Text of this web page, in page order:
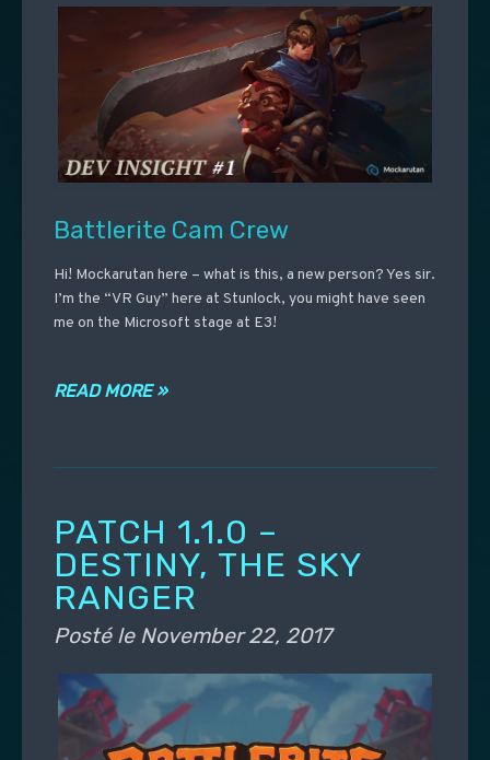
Battlerite Cam Crew
Hi! Mockarutan here – what is this, a new person? Yes sir.
I’m the “VR Guy” here at Stunlock, you might have seen
me on the Microsoft stage at E3!
READ MORE »
PATCH 1.1.0 –
DESTINY, THE SKY
RANGER
Posté le November 22, 2017